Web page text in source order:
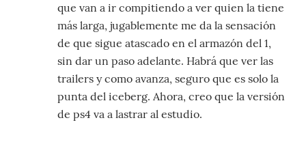
que van a ir compitiendo a ver quien la tiene
más larga, jugablemente me da la sensación
de que sigue atascado en el armazón del 1,
sin dar un paso adelante. Habrá que ver las
trailers y como avanza, seguro que es solo la
punta del iceberg. Ahora, creo que la versión
de ps4 va a lastrar al estudio.